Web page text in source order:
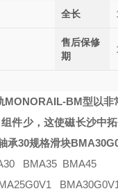
全长
售后保修
期
MONORAIL-BM型以非
件少，这使磁长沙中
承30规格滑块
BMA35 BMA45